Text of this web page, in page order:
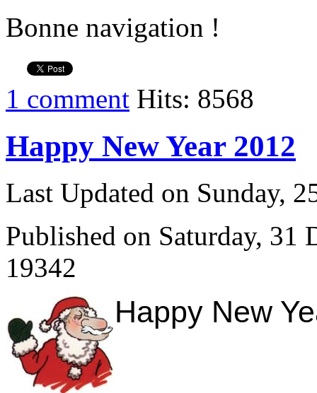
Bonne navigation !
1 comment Hits: 8568
Happy New Year 2012
Last Updated on Sunday,
Published on Saturday, 31
19342
Happy New